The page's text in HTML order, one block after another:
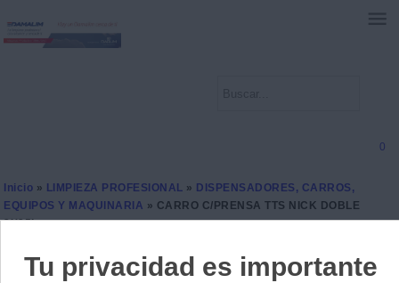
0
Inicio » LIMPIEZA PROFESIONAL » DISPENSADORES, CARROS,
EQUIPOS Y MAQUINARIA » CARRO C/PRENSA TTS NICK DOBLE
2X25L
CARRO C/PRENSA TTS